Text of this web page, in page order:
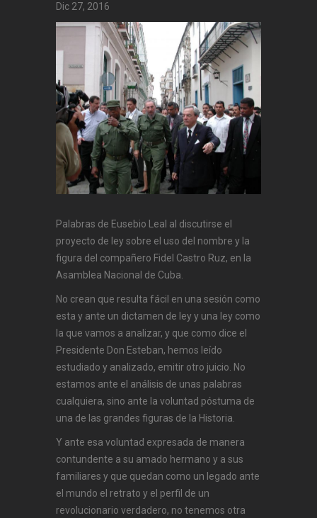
Dic 27, 2016
Palabras de Eusebio Leal al discutirse el
proyecto de ley sobre el uso del nombre y la
figura del compañero Fidel Castro Ruz, en la
Asamblea Nacional de Cuba.
No crean que resulta fácil en una sesión como
esta y ante un dictamen de ley y una ley como
la que vamos a analizar, y que como dice el
Presidente Don Esteban, hemos leído
estudiado y analizado, emitir otro juicio. No
estamos ante el análisis de unas palabras
cualquiera, sino ante la voluntad póstuma de
una de las grandes figuras de la Historia.
Y ante esa voluntad expresada de manera
contundente a su amado hermano y a sus
familiares y que quedan como un legado ante
el mundo el retrato y el perfil de un
revolucionario verdadero, no tenemos otra